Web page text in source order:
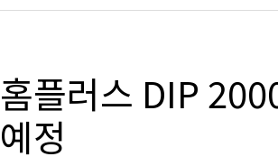
홈플러스 DIP
예정